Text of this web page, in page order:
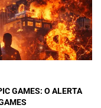
GAMES: O ALERTA